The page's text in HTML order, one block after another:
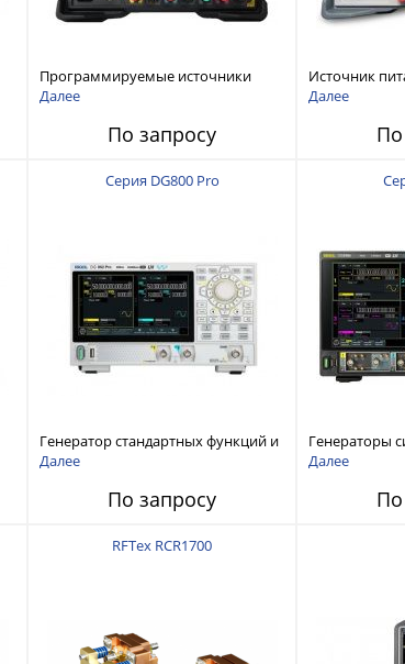
Программируемые источники
питания постоянного тока с
Далее
По запросу
Источник
тока с
Далее
По
Серия DG800 Pro
Генератор стандартных функций и
сигналов произвольной формы
Далее
По запросу
Генераторы
Далее
По
RFTex RCR1700